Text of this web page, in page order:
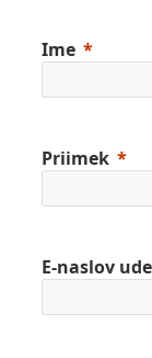
Ime
Priimek
E-naslov